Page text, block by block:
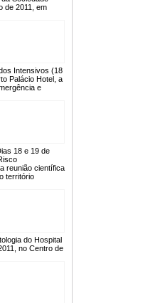
de 2011, em
Intensivos (18
Palácio Hotel, a
e
18 e 19 de
reunião científica
território
do Hospital
no Centro de